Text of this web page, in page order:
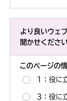
より良いウェ
聞かせください
このページの
1：役に
3：役に